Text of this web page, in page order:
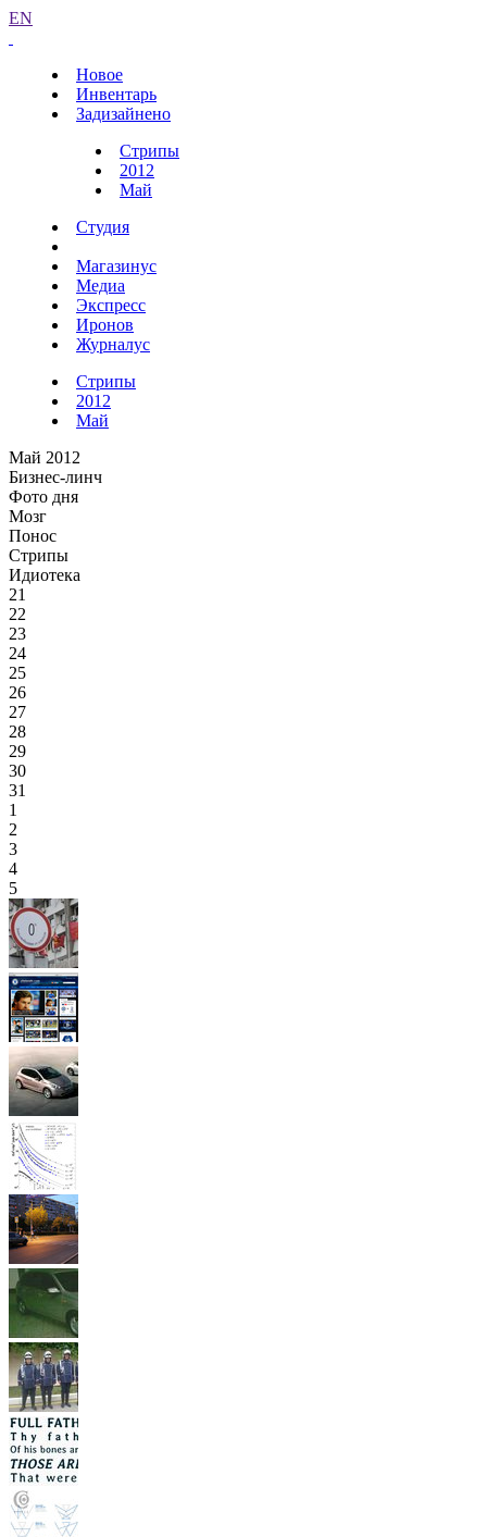
EN
Новое
Инвентарь
Задизайнено
Стрипы
2012
Май
Студия
Магазинус
Медиа
Экспресс
Иронов
Журналус
Стрипы
2012
Май
Май 2012
Бизнес-линч
Фото дня
Мозг
Понос
Стрипы
Идиотека
21
22
23
24
25
26
27
28
29
30
31
1
2
3
4
5